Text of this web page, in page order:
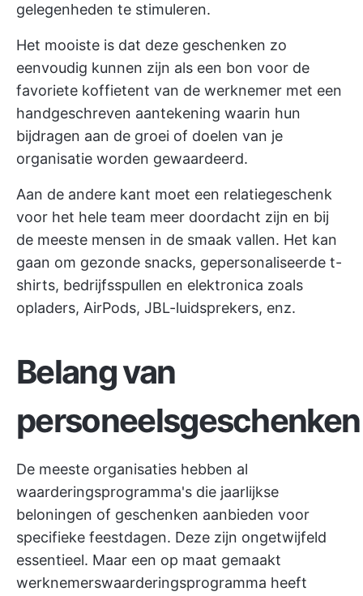
gelegenheden te stimuleren.
Het mooiste is dat deze geschenken zo
eenvoudig kunnen zijn als een bon voor de
favoriete koffietent van de werknemer met een
handgeschreven aantekening waarin hun
bijdragen aan de groei of doelen van je
organisatie worden gewaardeerd.
Aan de andere kant moet een relatiegeschenk
voor het hele team meer doordacht zijn en bij
de meeste mensen in de smaak vallen. Het kan
gaan om gezonde snacks, gepersonaliseerde t-
shirts, bedrijfsspullen en elektronica zoals
opladers, AirPods, JBL-luidsprekers, enz.
Belang van
personeelsgeschenken
De meeste organisaties hebben al
waarderingsprogramma's die jaarlijkse
beloningen of geschenken aanbieden voor
specifieke feestdagen. Deze zijn ongetwijfeld
essentieel. Maar een op maat gemaakt
werknemerswaarderingsprogramma heeft